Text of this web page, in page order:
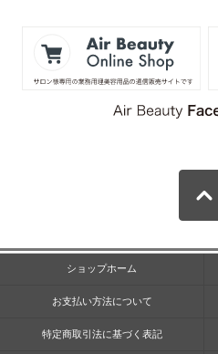
ショップホーム
お支払い方法について
特定商取引法に基づく表記